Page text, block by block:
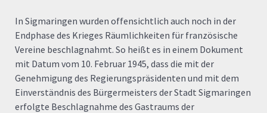
In Sigmaringen wurden offensichtlich auch noch in der
Endphase des Krieges Räumlichkeiten für französische
Vereine beschlagnahmt. So heißt es in einem Dokument
mit Datum vom 10. Februar 1945, dass die mit der
Genehmigung des Regierungspräsidenten und mit dem
Einverständnis des Bürgermeisters der Stadt Sigmaringen
erfolgte Beschlagnahme des Gastraums der